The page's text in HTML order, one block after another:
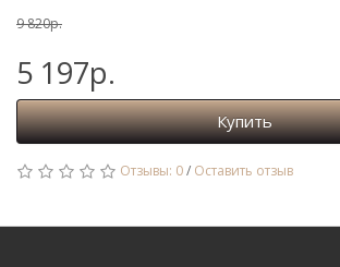
9 820р.
5 197р.
Купить
Отзывы: 0/ Оставить отзыв